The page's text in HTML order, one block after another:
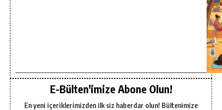
E-Bülten'imize Abone Olun!
En yeni içeriklerimizden ilk siz haberdar olun! Bültenimize